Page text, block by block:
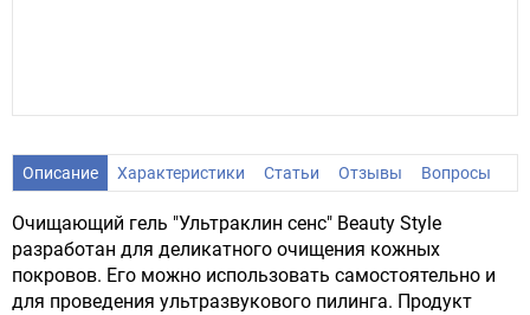
Описание Характеристики Статьи Отзывы Вопросы
Очищающий гель "Ультраклин сенс" Beauty Style
разработан для деликатного очищения кожных
покровов. Его можно использовать самостоятельно и
для проведения ультразвукового пилинга. Продукт